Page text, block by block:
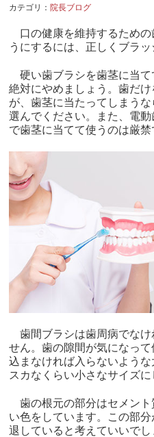
カテゴリ： 院長ブログ
口の健康を維持するための
うにするには、正しくブラッ
硬い歯ブラシを歯茎に当て
絶対にやめましょう。歯だ
が、歯茎に当たってしまう
選んでください。また、電
で歯茎に当てて使うのは厳禁
歯間ブラシは歯周病でなけ
せん。歯の隙間が気になっ
込まなければ入らないよう
スカなくらい小さなサイズに
歯の根元の部分はセメント
い色をしています。この部
退していると考えていいで